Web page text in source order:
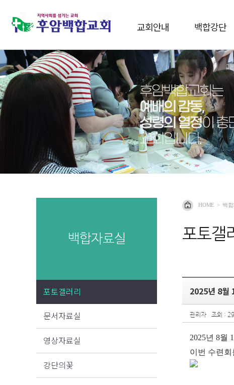
교회안내 백합강단
백합자료실
포토갤러리
문서자료실
영상자료실
강단의꽃
HOME > 백
포토갤
2025년 8월
관리자 조회 :
2025년 8월
이번 수련회